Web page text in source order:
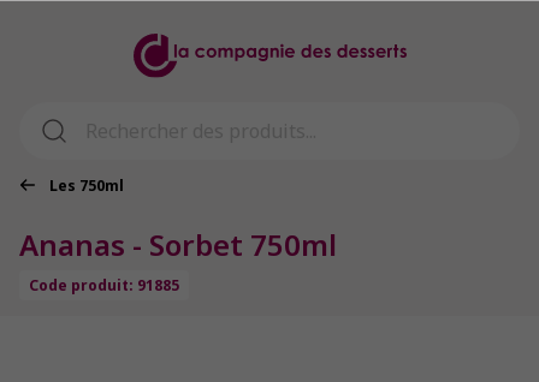
Les 750ml
Ananas - Sorbet 750ml
Code produit: 91885